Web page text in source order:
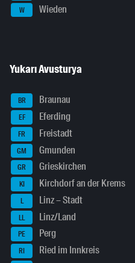
W Wieden
Yukarı Avusturya
BR Braunau
EF Eferding
FR Freistadt
GM Gmunden
GR Grieskirchen
KI Kirchdorf an der Krems
L Linz – Stadt
LL Linz/Land
PE Perg
RI Ried im Innkreis